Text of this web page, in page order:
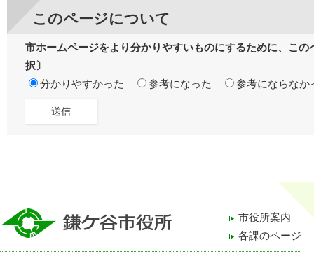
このページについて
市ホームページをより分かりやすいものにするために、こ
択〕
分かりやすかった
参考になった 参考にならなか
市役所案内
各課のページ